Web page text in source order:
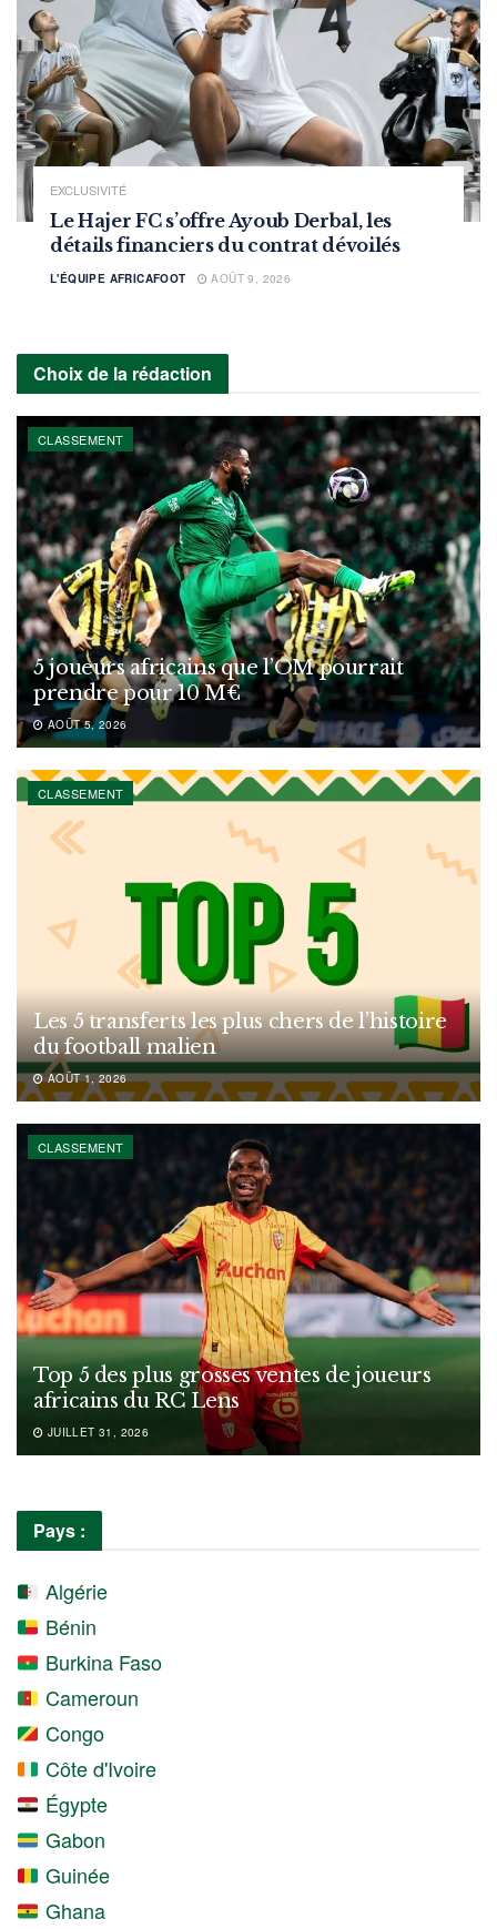
EXCLUSIVITÉ
Le Hajer FC s’offre Ayoub Derbal, les
détails financiers du contrat dévoilés
L'ÉQUIPE AFRICAFOOT AOÛT 9, 2026
Choix de la rédaction
CLASSEMENT
5 joueurs africains que l’OM pourrait
prendre pour 10 M€
AOÛT 5, 2026
CLASSEMENT
Les 5 transferts les plus chers de l’histoire
du football malien
AOÛT 1, 2026
CLASSEMENT
Top 5 des plus grosses ventes de joueurs
africains du RC Lens
JUILLET 31, 2026
Pays :
Algérie
Bénin
Burkina Faso
Cameroun
Congo
Côte d'Ivoire
Égypte
Gabon
Guinée
Ghana